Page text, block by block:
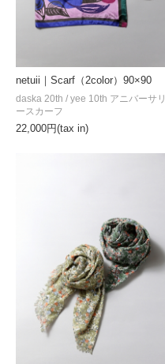
netuii｜Scarf（2color）90×90
22,000円(tax in)
daska 20th / yee 10th アニバーサリ
ースカーフ